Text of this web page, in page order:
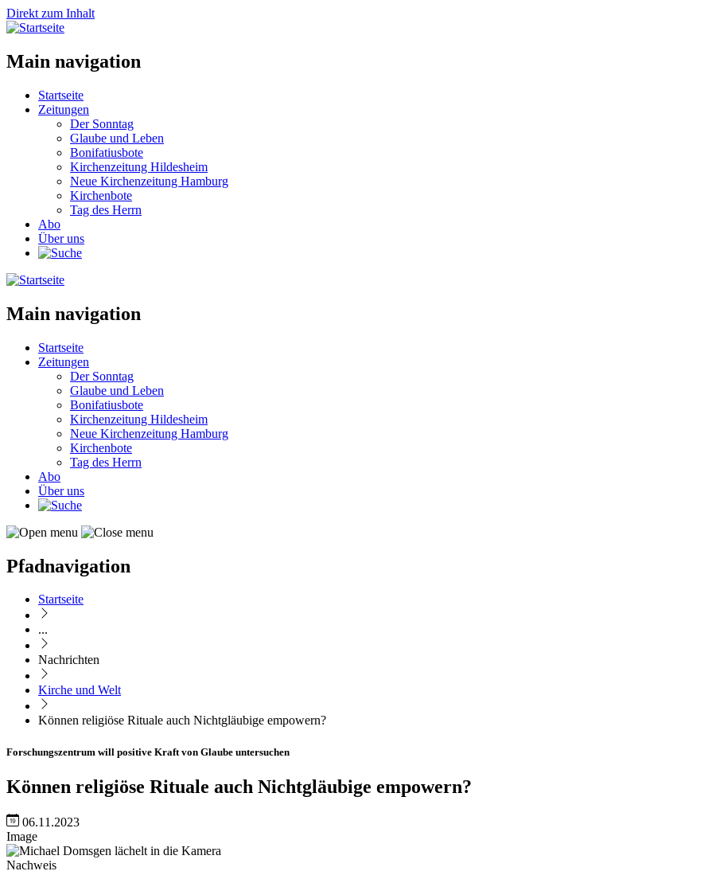
Direkt zum Inhalt
Main navigation
Startseite
Zeitungen
Der Sonntag
Glaube und Leben
Bonifatiusbote
Kirchenzeitung Hildesheim
Neue Kirchenzeitung Hamburg
Kirchenbote
Tag des Herrn
Abo
Über uns
Main navigation
Startseite
Zeitungen
Der Sonntag
Glaube und Leben
Bonifatiusbote
Kirchenzeitung Hildesheim
Neue Kirchenzeitung Hamburg
Kirchenbote
Tag des Herrn
Abo
Über uns
Pfadnavigation
Startseite
...
Nachrichten
Kirche und Welt
Können religiöse Rituale auch Nichtgläubige empowern?
Forschungszentrum will positive Kraft von Glaube untersuchen
Können religiöse Rituale auch Nichtgläubige empowern?
06.11.2023
Image
Nachweis